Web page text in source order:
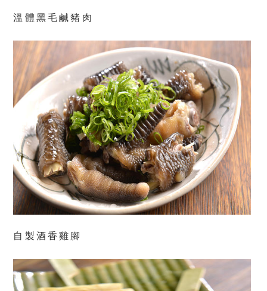
溫體黑毛鹹豬肉
自製酒香雞腳